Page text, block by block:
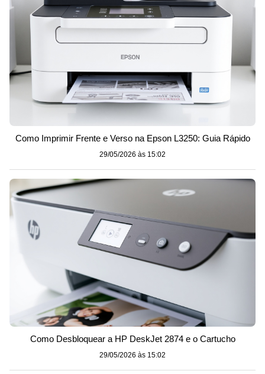
Como Imprimir Frente e Verso na Epson L3250: Guia Rápido
29/05/2026 às 15:02
Como Desbloquear a HP DeskJet 2874 e o Cartucho
29/05/2026 às 15:02